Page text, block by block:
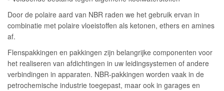
Door de polaire aard van NBR raden we het gebruik ervan in
combinatie met polaire vloeistoffen als ketonen, ethers en amines
af.
Flenspakkingen en pakkingen zijn belangrijke componenten voor
het realiseren van afdichtingen in uw leidingsystemen of andere
verbindingen in apparaten. NBR-pakkingen worden vaak in de
petrochemische industrie toegepast, maar ook in garages en